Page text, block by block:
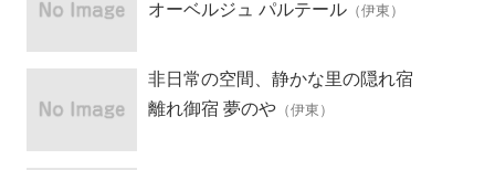
オーベルジュ パルテール （伊東）
非日常の空間、静かな里の隠れ宿
離れ御宿 夢のや （伊東）